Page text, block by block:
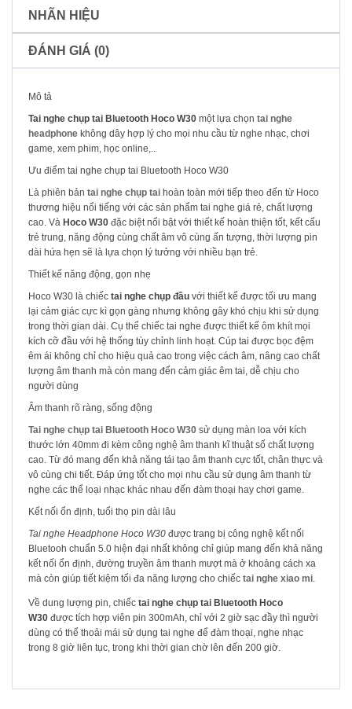
NHÃN HIỆU
ĐÁNH GIÁ (0)
Mô tả
Tai nghe chụp tai Bluetooth Hoco W30 một lựa chọn tai nghe
headphone không dây hợp lý cho mọi nhu cầu từ nghe nhạc, chơi
game, xem phim, học online,..
Ưu điểm tai nghe chụp tai Bluetooth Hoco W30
Là phiên bản tai nghe chụp tai hoàn toàn mới tiếp theo đến từ Hoco
thương hiệu nổi tiếng với các sản phẩm tai nghe giá rẻ, chất lượng
cao. Và Hoco W30 đặc biệt nổi bật với thiết kế hoàn thiện tốt, kết cấu
trẻ trung, năng động cùng chất âm vô cùng ấn tượng, thời lượng pin
dài hứa hẹn sẽ là lựa chọn lý tưởng với nhiều bạn trẻ.
Thiết kế năng động, gọn nhẹ
Hoco W30 là chiếc tai nghe chụp đầu với thiết kế được tối ưu mang
lại cảm giác cực kì gọn gàng nhưng không gây khó chịu khi sử dụng
trong thời gian dài. Cụ thể chiếc tai nghe được thiết kế ôm khít mọi
kích cỡ đầu với hệ thống tùy chỉnh linh hoạt. Cúp tai được bọc đệm
êm ái không chỉ cho hiệu quả cao trong việc cách âm, nâng cao chất
lượng âm thanh mà còn mang đến cảm giác êm tai, dễ chịu cho
người dùng
Âm thanh rõ ràng, sống động
Tai nghe chụp tai Bluetooth Hoco W30 sử dụng màn loa với kích
thước lớn 40mm đi kèm công nghệ âm thanh kĩ thuật số chất lượng
cao. Từ đó mang đến khả năng tái tạo âm thanh cực tốt, chân thực và
vô cùng chi tiết. Đáp ứng tốt cho mọi nhu cầu sử dụng âm thanh từ
nghe các thể loại nhạc khác nhau đến đàm thoại hay chơi game.
Kết nối ổn định, tuổi thọ pin dài lâu
Tai nghe Headphone Hoco W30 được trang bị công nghệ kết nối
Bluetooh chuẩn 5.0 hiện đại nhất không chỉ giúp mang đến khả năng
kết nối ổn định, đường truyền âm thanh mượt mà ở khoảng cách xa
mà còn giúp tiết kiệm tối đa năng lượng cho chiếc tai nghe xiao mi.
Về dung lượng pin, chiếc tai nghe chụp tai Bluetooth Hoco
W30 được tích hợp viên pin 300mAh, chỉ với 2 giờ sạc đầy thì người
dùng có thể thoải mái sử dụng tai nghe để đàm thoại, nghe nhạc
trong 8 giờ liên tục, trong khi thời gian chờ lên đến 200 giờ.